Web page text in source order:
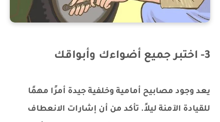
3- اختبر جميع أضواءك وأبواقك
يعد وجود مصابيح أمامية وخلفية جيدة أمرًا مهمًا
للقيادة الآمنة ليلاً. تأكد من أن إشارات الانعطاف